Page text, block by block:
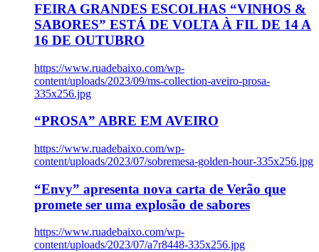
FEIRA GRANDES ESCOLHAS “VINHOS &
SABORES” ESTÁ DE VOLTA À FIL DE 14 A
16 DE OUTUBRO
https://www.ruadebaixo.com/wp-
content/uploads/2023/09/ms-collection-aveiro-prosa-
335x256.jpg
“PROSA” ABRE EM AVEIRO
https://www.ruadebaixo.com/wp-
content/uploads/2023/07/sobremesa-golden-hour-335x256.jpg
“Envy” apresenta nova carta de Verão que
promete ser uma explosão de sabores
https://www.ruadebaixo.com/wp-
content/uploads/2023/07/a7r8448-335x256.jpg